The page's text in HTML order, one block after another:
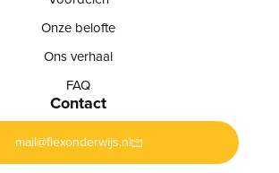
Onze belofte
Ons verhaal
FAQ
Contact
mail@flexonderwijs.nl